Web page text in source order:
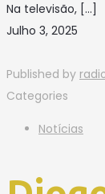
Na televisão, […]
Julho 3, 2025
Published by
Categories
Notícias